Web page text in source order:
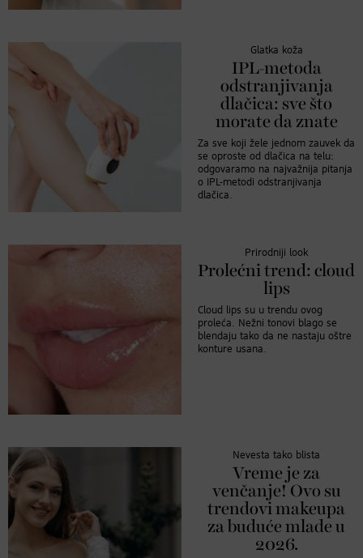
Glatka koža
IPL-metoda
odstranjivanja
dlačica: sve što
morate da znate
Za sve koji žele jednom zauvek da
se oproste od dlačica na telu:
odgovaramo na najvažnija pitanja
o IPL-metodi odstranjivanja
dlačica.
Prirodniji look
Prolećni trend: cloud
lips
Cloud lips su u trendu ovog
proleća. Nežni tonovi blago se
blendaju tako da ne nastaju oštre
konture usana.
Nevesta tako blista
Vreme je za
venčanje! Ovo su
trendovi makeupa
za buduće mlade u
2026.